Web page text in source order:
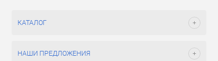
КАТАЛОГ
НАШИ ПРЕДЛОЖЕНИЯ